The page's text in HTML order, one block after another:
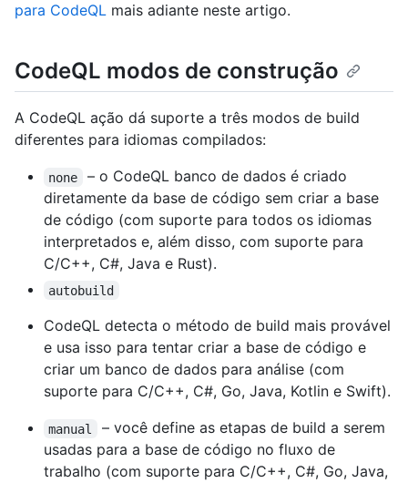
para CodeQL mais adiante neste artigo.
CodeQL modos de construção
A CodeQL ação dá suporte a três modos de build
diferentes para idiomas compilados:
none
– o CodeQL banco de dados é criado
diretamente da base de código sem criar a base
de código (com suporte para todos os idiomas
interpretados e, além disso, com suporte para
C/C++, C#, Java e Rust).
autobuild
CodeQL detecta o método de build mais provável
e usa isso para tentar criar a base de código e
criar um banco de dados para análise (com
suporte para C/C++, C#, Go, Java, Kotlin e Swift).
manual
– você define as etapas de build a serem
usadas para a base de código no fluxo de
trabalho (com suporte para C/C++, C#, Go, Java,